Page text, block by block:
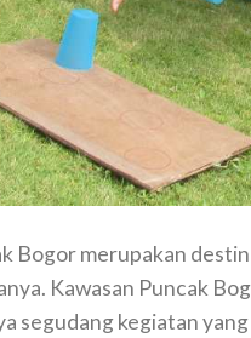
Bogor merupakan
Kawasan Puncak
segudang kegiatan